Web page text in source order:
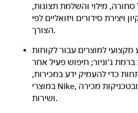
מילוי והשלמת תצוגות,
ויצירת סידורים ויזואליים לפי
הצורך.
למוצרים עבור לקוחות
ברמת ג’וניור; חיפוש פעיל אחר
כדי להעמיק ידע במכירות,
במוצרי Nike, בתרבות המותג ובטכניקות מכירה
ושירות.